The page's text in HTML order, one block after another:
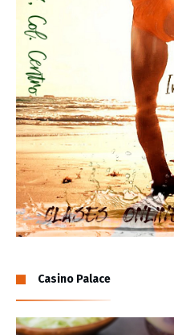
Casino Palace